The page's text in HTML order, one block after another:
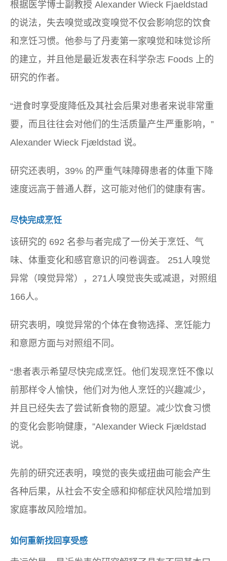
根据医学博士副教授 Alexander Wieck Fjaeldstad
的说法，失去嗅觉或改变嗅觉不仅会影响您的饮食
和烹饪习惯。他参与了丹麦第一家嗅觉和味觉诊所
的建立，并且他是最近发表在科学杂志 Foods 上的
研究的作者。
“进食时享受度降低及其社会后果对患者来说非常重
要，而且往往会对他们的生活质量产生严重影响，”
Alexander Wieck Fjældstad 说。
研究还表明，39% 的严重气味障碍患者的体重下降
速度远高于普通人群，这可能对他们的健康有害。
尽快完成烹饪
该研究的 692 名参与者完成了一份关于烹饪、气
味、体重变化和感官意识的问卷调查。 251人嗅觉
异常（嗅觉异常），271人嗅觉丧失或减退，对照组
166人。
研究表明，嗅觉异常的个体在食物选择、烹饪能力
和意愿方面与对照组不同。
“患者表示希望尽快完成烹饪。他们发现烹饪不像以
前那样令人愉快，他们对为他人烹饪的兴趣减少，
并且已经失去了尝试新食物的愿望。减少饮食习惯
的变化会影响健康，”Alexander Wieck Fjældstad
说。
先前的研究还表明，嗅觉的丧失或扭曲可能会产生
各种后果，从社会不安全感和抑郁症状风险增加到
家庭​​事故风险增加。
如何重新找回享受感